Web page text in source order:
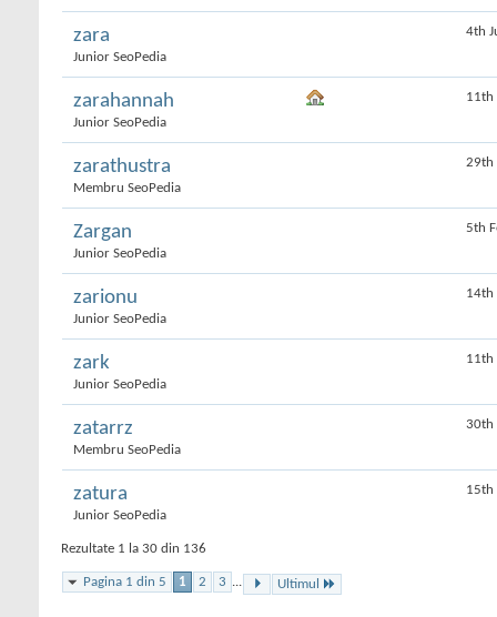
zara
Junior SeoPedia
4th
zarahannah
Junior SeoPedia
11th
zarathustra
Membru SeoPedia
29th
Zargan
Junior SeoPedia
5th
zarionu
Junior SeoPedia
14th
zark
Junior SeoPedia
11th
zatarrz
Membru SeoPedia
30th
zatura
Junior SeoPedia
15th
Rezultate 1 la 30 din 136
Pagina 1 din 5 1 2 3 ... Ultimul